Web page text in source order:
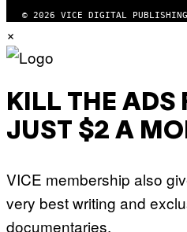
© 2026 VICE DIGITAL
×
KILL THE ADS
JUST $2 A
VICE membership also
very best writing and
documentaries.